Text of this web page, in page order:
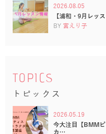
2026.08.05
【浦和・9月レッ
BY 宮えり子
TOPICS
トピックス
2026.05.19
今大注目【BMM
カ…